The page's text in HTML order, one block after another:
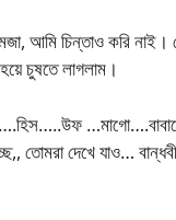
আমি চিন্তাও করি নাই।
চুষতে লাগলাম।
তোমরা দেখে যাও…